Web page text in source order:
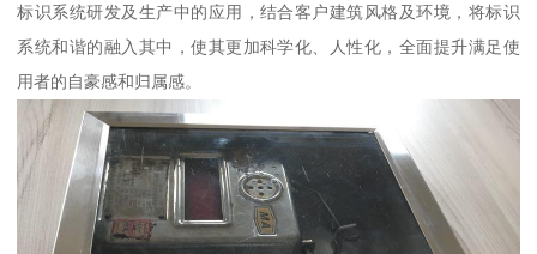
标识系统研发及生产中的应用，结合客户建筑风格及环境，将标识
系统和谐的融入其中，使其更加科学化、人性化，全面提升满足使
用者的自豪感和归属感。